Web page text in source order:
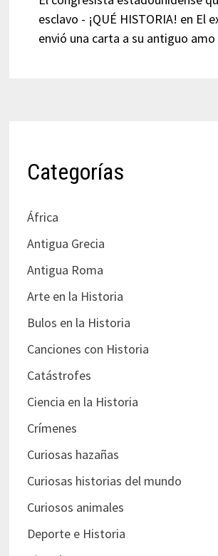
esclavo - ¡QUÉ HISTORIA! en El
envió una carta a su antiguo amo
Categorías
África
Antigua Grecia
Antigua Roma
Arte en la Historia
Bulos en la Historia
Canciones con Historia
Catástrofes
Ciencia en la Historia
Crímenes
Curiosas hazañas
Curiosas historias del mundo
Curiosos animales
Deporte e Historia